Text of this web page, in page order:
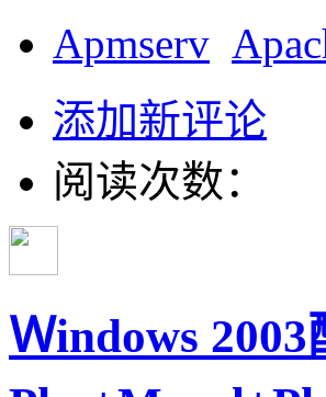
Apmserv
添加新评论
阅读次数：
Ｗindows 2003